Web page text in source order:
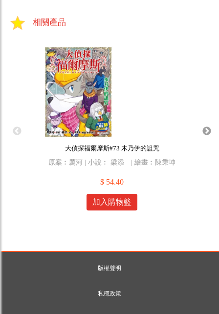
相關產品
大偵探福爾摩斯#73 木乃伊的詛咒
原案︰厲河 | 小說︰ 梁添 | 繪畫︰陳秉坤
$ 54.40
加入購物籃
版權聲明
私穩政策